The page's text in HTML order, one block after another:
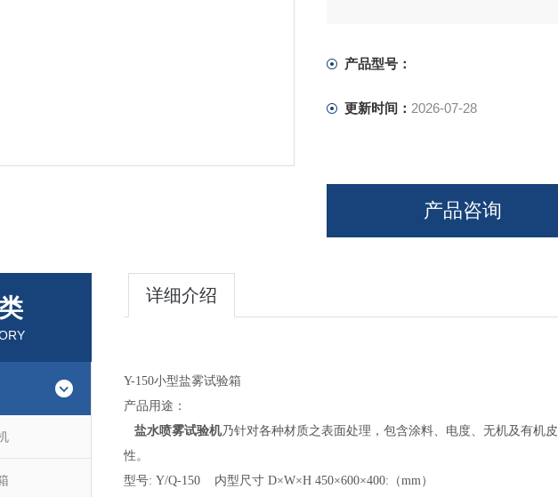
产品型号：
更新时间： 2026-07-28
产品咨询
详细介绍
Y-150小型盐雾试验箱
产品用途：
盐水喷雾试验机乃针对各种材质之表面处理，包含涂料、电度、无机及有机
性。
型号: Y/Q-150 内型尺寸 D×W×H 450×600×400:（mm）